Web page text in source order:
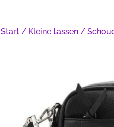
Start / Kleine tassen /